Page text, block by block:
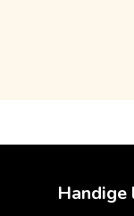
Handige